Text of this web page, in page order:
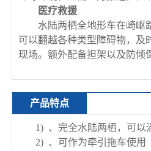
医疗救援
水陆两栖全地形车在崎岖
可以翻越各种类型障碍物，及
现场。额外配备担架以及防倾
产品特点
1) 、 完全水陆两栖，可以
2) 、可作为牵引拖车使用